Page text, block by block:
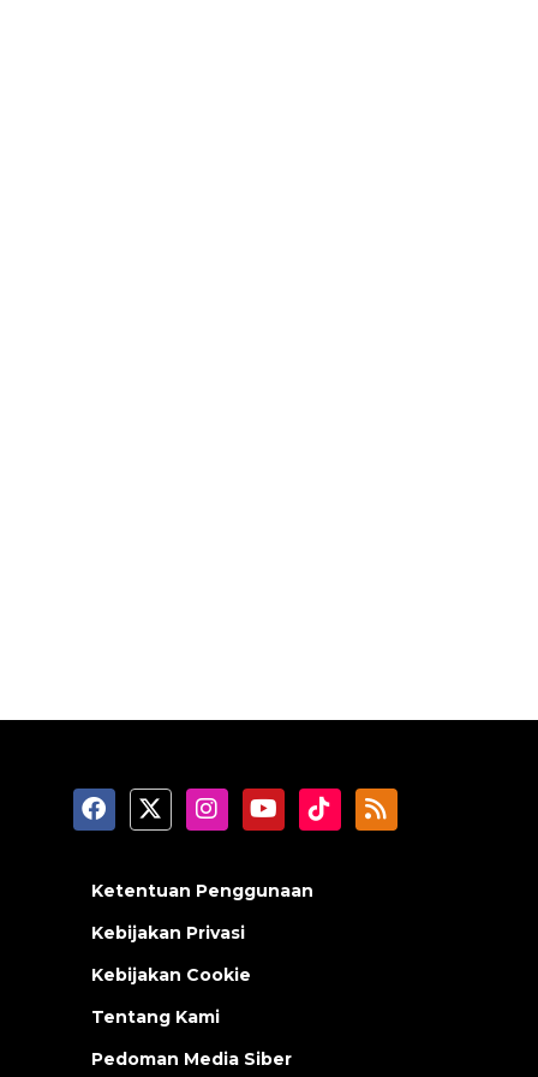
Ketentuan Penggunaan
Kebijakan Privasi
Kebijakan Cookie
Tentang Kami
Pedoman Media Siber